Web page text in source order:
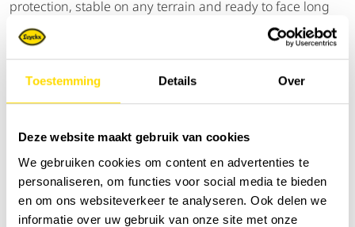
Toestemming Details Over
Deze website maakt gebruik van cookies
We gebruiken cookies om content en advertenties te
personaliseren, om functies voor social media te bieden
en om ons websiteverkeer te analyseren. Ook delen we
informatie over uw gebruik van onze site met onze
protection, stable on any terrain and ready to face long
working days. These machines are not just workhorses -
they are partners in demanding environments.